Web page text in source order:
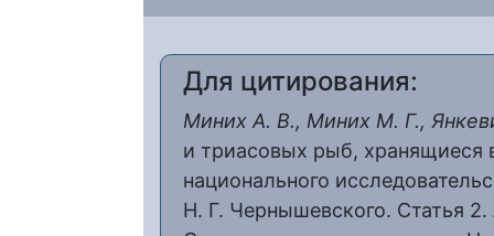
Для цитирования:
Миних А. В., Миних М. Г.,
и триасовых рыб, хранящиеся
национального
Н. Г. Чернышевского. Статья